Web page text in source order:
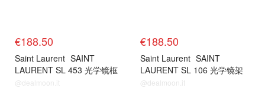
€188.50
Saint Laurent SAINT
LAURENT SL 453 光学镜框
哈瓦那色
@dealmoon.it
€188.50
Saint Laurent SAINT
LAURENT SL 106 光学镜架
Havana色
@dealmoon.it